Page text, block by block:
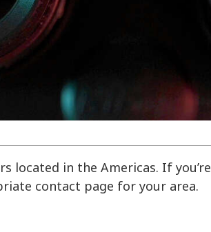
located in the Americas. If you’re
contact page for your area.